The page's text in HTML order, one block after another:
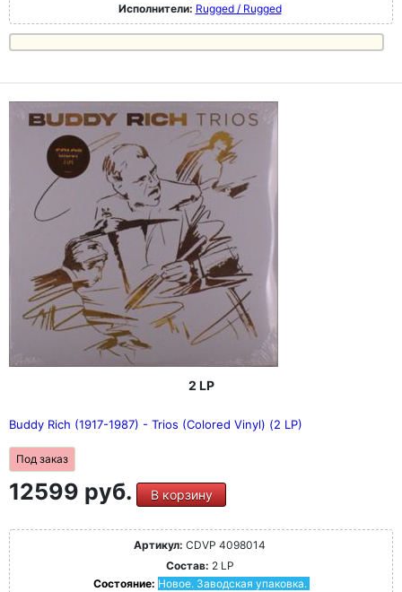
Исполнители: Rugged / Rugged
2 LP
Buddy Rich (1917-1987) - Trios (Colored Vinyl) (2 LP)
Под заказ
12599 руб. В корзину
Артикул: CDVP 4098014
Состав: 2 LP
Состояние: Новое. Заводская упаковка.